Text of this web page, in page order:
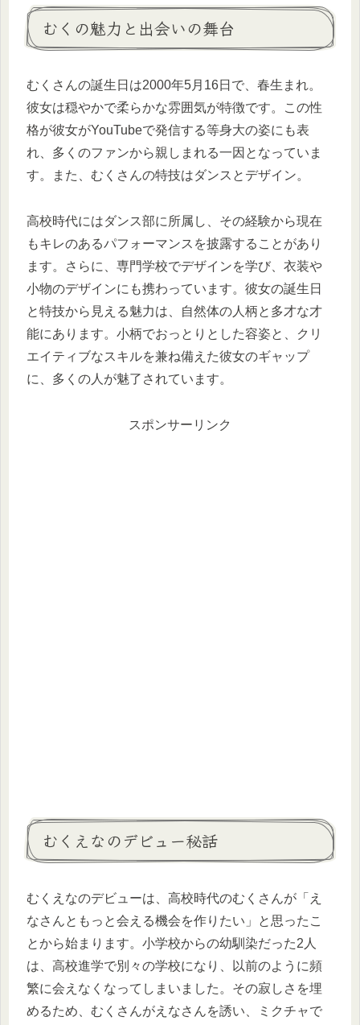
むくの魅力と出会いの舞台
むくさんの誕生日は2000年5月16日で、春生まれ。
彼女は穏やかで柔らかな雰囲気が特徴です。この性
格が彼女がYouTubeで発信する等身大の姿にも表
れ、多くのファンから親しまれる一因となっていま
す。また、むくさんの特技はダンスとデザイン。
高校時代にはダンス部に所属し、その経験から現在
もキレのあるパフォーマンスを披露することがあり
ます。さらに、専門学校でデザインを学び、衣装や
小物のデザインにも携わっています。彼女の誕生日
と特技から見える魅力は、自然体の人柄と多才な才
能にあります。小柄でおっとりとした容姿と、クリ
エイティブなスキルを兼ね備えた彼女のギャップ
に、多くの人が魅了されています。
スポンサーリンク
むくえなのデビュー秘話
むくえなのデビューは、高校時代のむくさんが「え
なさんともっと会える機会を作りたい」と思ったこ
とから始まります。小学校からの幼馴染だった2人
は、高校進学で別々の学校になり、以前のように頻
繁に会えなくなってしまいました。その寂しさを埋
めるため、むくさんがえなさんを誘い、ミクチャで